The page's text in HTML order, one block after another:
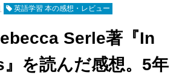
英語学習 本の感想・レビュー
Serle著『In
を読んだ感想。5年